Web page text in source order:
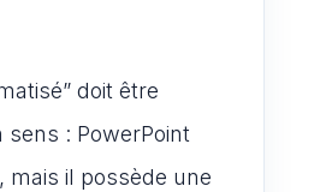
doit être
: PowerPoint
mais il possède une